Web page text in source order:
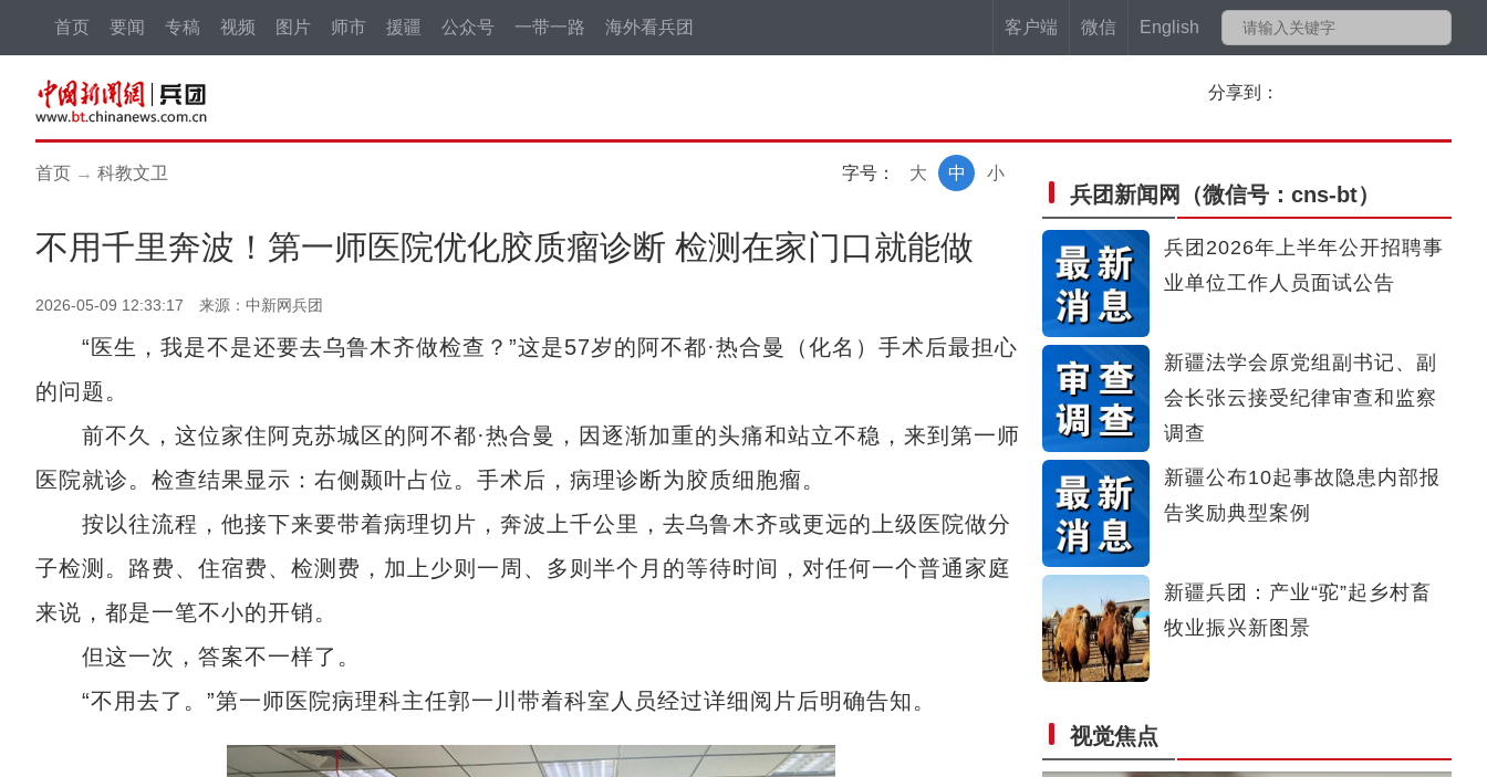
客户端 微信 English
首页 要闻 专稿 视频 图片 师市 援疆 公众号 一带一路 海外看兵团
分享到：
首页 → 科教文卫 字号： 小
中
大
不用千里奔波！第一师医院优化胶质瘤诊断 检测在家门口就能做
2026-05-09 12:33:17 来源：中新网兵团
“医生，我是不是还要去乌鲁木齐做检查？”这是57岁的阿不都·热合曼（化名）手术后最担心
的问题。
前不久，这位家住阿克苏城区的阿不都·热合曼，因逐渐加重的头痛和站立不稳，来到第一师
医院就诊。检查结果显示：右侧颞叶占位。手术后，病理诊断为胶质细胞瘤。
按以往流程，他接下来要带着病理切片，奔波上千公里，去乌鲁木齐或更远的上级医院做分
子检测。路费、住宿费、检测费，加上少则一周、多则半个月的等待时间，对任何一个普通家庭
来说，都是一笔不小的开销。
但这一次，答案不一样了。
“不用去了。”第一师医院病理科主任郭一川带着科室人员经过详细阅片后明确告知。
兵团新闻网 （微信号：cns-bt）
兵团2026年上半年公开招聘事
业单位工作人员面试公告
新疆法学会原党组副书记、副
会长张云接受纪律审查和监察
调查
新疆公布10起事故隐患内部报
告奖励典型案例
新疆兵团：产业“驼”起乡村畜
牧业振兴新图景
视觉焦点
侨乡故事 | 哈班拜的相声追梦记
以“阅读+文旅+非遗+农技”织就六团文化新图